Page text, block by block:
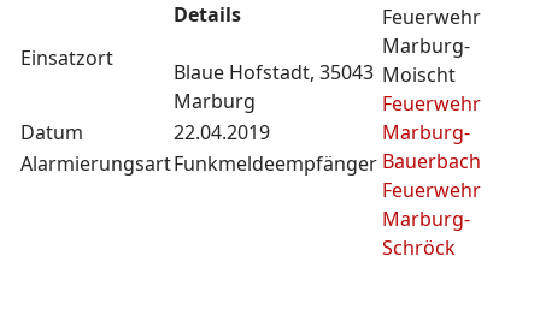
Einsatzort
Details
Blaue Hofstadt, 35043
Marburg
Datum
22.04.2019
AlarmierungsartFunkmeldeempfänger
Feuerwehr
Marburg-
Moischt
Feuerwehr
Marburg-
Bauerbach
Feuerwehr
Marburg-
Schröck